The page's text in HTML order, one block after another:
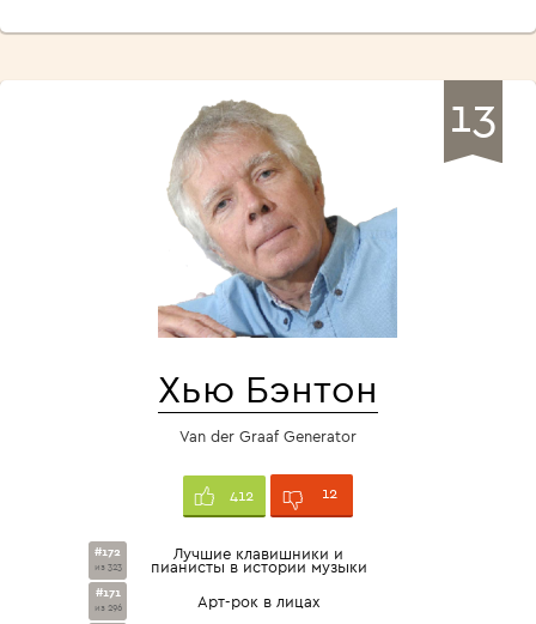
13
Хью Бэнтон
Van der Graaf Generator
412 12
#172
из 323
Лучшие клавишники и
пианисты в истории музыки
#171
из 296 Арт-рок в лицах